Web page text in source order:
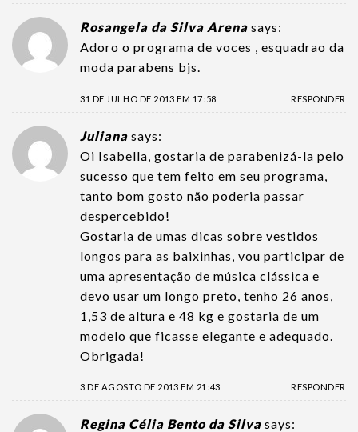
Rosangela da Silva Arena says:
Adoro o programa de voces , esquadrao da
moda parabens bjs.
31 DE JULHO DE 2013 EM 17:58 RESPONDER
Juliana says:
Oi Isabella, gostaria de parabenizá-la pelo
sucesso que tem feito em seu programa,
tanto bom gosto não poderia passar
despercebido!
Gostaria de umas dicas sobre vestidos
longos para as baixinhas, vou participar de
uma apresentação de música clássica e
devo usar um longo preto, tenho 26 anos,
1,53 de altura e 48 kg e gostaria de um
modelo que ficasse elegante e adequado.
Obrigada!
3 DE AGOSTO DE 2013 EM 21:43 RESPONDER
Regina Célia Bento da Silva says: